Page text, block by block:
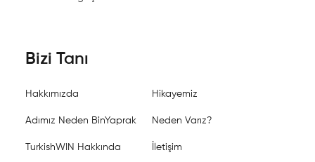
Bizi Tanı
Hakkımızda Hikayemiz
Adımız Neden BinYaprak Neden Varız?
TurkishWIN Hakkında İletişim